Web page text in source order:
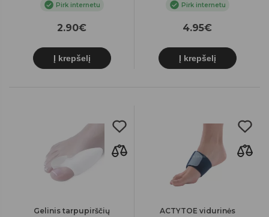
Pirk internetu
2.90€
Į krepšelį
Pirk internetu
4.95€
Į krepšelį
Gelinis tarpupirščių
ACTYTOE vidurinės